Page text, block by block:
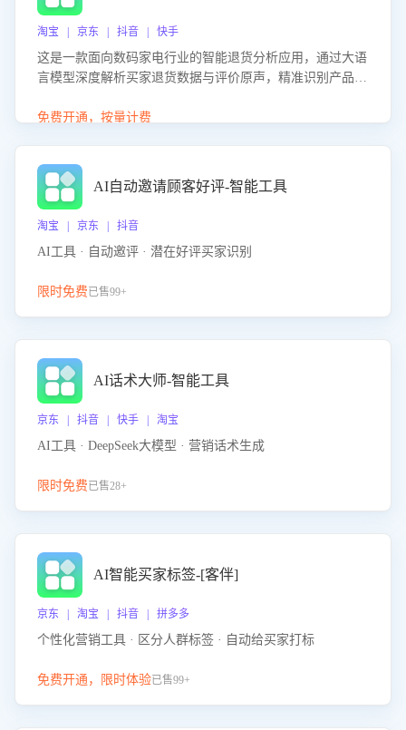
淘宝 | 京东 | 抖音 | 快手
这是一款面向数码家电行业的智能退货分析应用，通过大语
言模型深度解析买家退货数据与评价原声，精准识别产品质
改进建议，通过挖掘用户痛点驱动产品迭代，从根本上降低
免费开通，按量计费
AI自动邀请顾客好评-智能工具
淘宝 | 京东 | 抖音
AI工具 · 自动邀评 · 潜在好评买家识别
限时免费已售99+
AI话术大师-智能工具
京东 | 抖音 | 快手 | 淘宝
AI工具 · DeepSeek大模型 · 营销话术生成
限时免费已售28+
AI智能买家标签-[客伴]
京东 | 淘宝 | 抖音 | 拼多多
个性化营销工具 · 区分人群标签 · 自动给买家打标
免费开通，限时体验已售99+